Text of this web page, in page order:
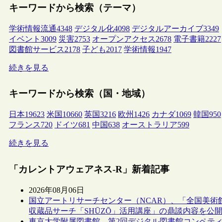
キーワードから検索（テーマ）
学術情報流通4348 デジタル化4098 デジタルアーカイブ3349
イベント 3009 災害2753 オープンアクセス2678 電子書籍2227
図書館サービス2178 子ども2017 学術情報1947
続きを見る
キーワードから検索（国・地域）
日本19623 米国 10660 英国3216 欧州 1426 カナダ1069 韓国950
フランス720 ドイツ681 中国638 オーストラリア599
続きを見る
「カレントアウェアネス-R」新着記事
2026年08月06日
国立アートリサーチセンター（NCAR）、「全国美術
収蔵品サーチ「SHŪZŌ」活用講座」の鼎談内容を公開